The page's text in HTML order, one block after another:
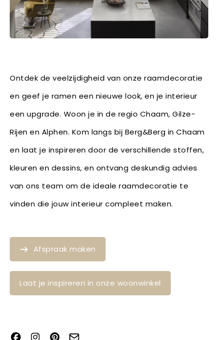
Ontdek de veelzijdigheid van onze raamdecoratie
en geef je ramen een nieuwe look, en je interieur
een upgrade. Woon je in de regio Chaam, Gilze-
Rijen en Alphen. Kom langs bij Berg&Berg in Chaam
en laat je inspireren door de verschillende stoffen,
kleuren en dessins, en ontvang deskundig advies
van ons team om de ideale raamdecoratie te
vinden die jouw interieur compleet maken.
Afspraak maken
Laat je inspireren in onze woonwinkel